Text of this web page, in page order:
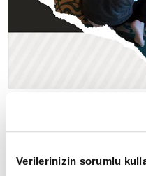
Verilerinizin sorumlu
8. Cüz - En'âm